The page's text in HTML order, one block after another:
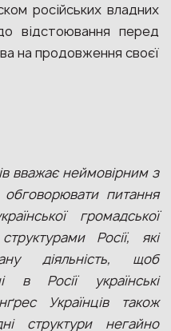
російських владних
відстоювання перед
на продовження своєї
вважає неймовірним з
обговорювати питання
громадської
Росії, які
діяльність, щоб
в Росії українські
Українців також
структури негайно